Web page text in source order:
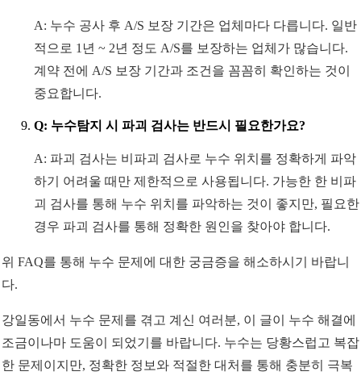
A: 누수 공사 후 A/S 보장 기간은 업체마다 다릅니다. 일반
적으로 1년 ~ 2년 정도 A/S를 보장하는 업체가 많습니다.
계약 전에 A/S 보장 기간과 조건을 꼼꼼히 확인하는 것이
중요합니다.
Q: 누수탐지 시 파괴 검사는 반드시 필요한가요?
A: 파괴 검사는 비파괴 검사로 누수 위치를 정확하게 파악
하기 어려울 때만 제한적으로 사용됩니다. 가능한 한 비파
괴 검사를 통해 누수 위치를 파악하는 것이 좋지만, 필요한
경우 파괴 검사를 통해 정확한 원인을 찾아야 합니다.
위 FAQ를 통해 누수 문제에 대한 궁금증을 해소하시기 바랍니
다.
강일동에서 누수 문제를 겪고 계신 여러분, 이 글이 누수 해결에
조금이나마 도움이 되었기를 바랍니다. 누수는 당황스럽고 복잡
한 문제이지만, 정확한 정보와 적절한 대처를 통해 충분히 극복